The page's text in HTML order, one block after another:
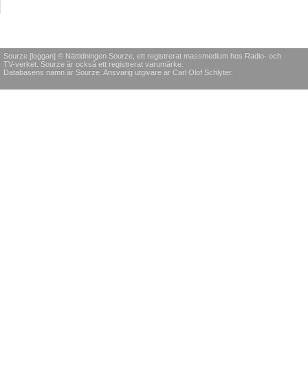
Sourze [loggan] © Nättidningen Sourze, ett registrerat massmedium hos Radio- och
TV-verket. Sourze är också ett registrerat varumärke.
Databasens namn är Sourze. Ansvarig utgivare är Carl Olof Schlyter.